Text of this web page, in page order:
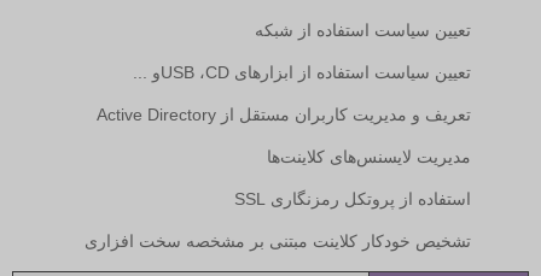
تعیین سیاست استفاده از شبکه
تعیین سیاست استفاده از ابزارهای CD، USBو ...
تعریف و مدیریت کاربران مستقل از Active Directory
مدیریت لایسنس‌های کلاینت‌ها
استفاده از پروتکل رمزنگاری SSL
تشخیص خودکار کلاینت مبتنی بر مشخصه سخت افزاری